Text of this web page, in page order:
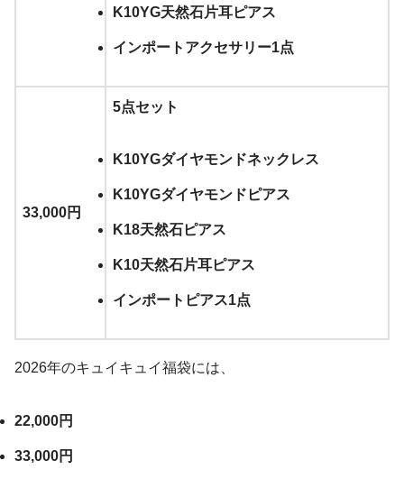
K10YG天然石片耳ピアス
インポートアクセサリー1点
33,000円
5点セット
K10YGダイヤモンドネックレス
K10YGダイヤモンドピアス
K18天然石ピアス
K10天然石片耳ピアス
インポートピアス1点
2026年のキュイキュイ福袋には、
22,000円
33,000円